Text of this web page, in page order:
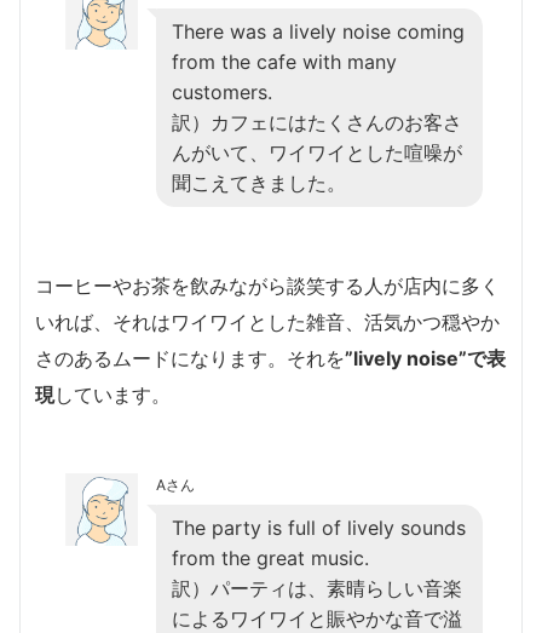
There was a lively noise coming
from the cafe with many
customers.
訳）カフェにはたくさんのお客さ
んがいて、ワイワイとした喧噪が
聞こえてきました。
コーヒーやお茶を飲みながら談笑する人が店内に多く
いれば、それはワイワイとした雑音、活気かつ穏やか
さのあるムードになります。それを”lively noise”で表
現しています。
Aさん
The party is full of lively sounds
from the great music.
訳）パーティは、素晴らしい音楽
によるワイワイと賑やかな音で溢